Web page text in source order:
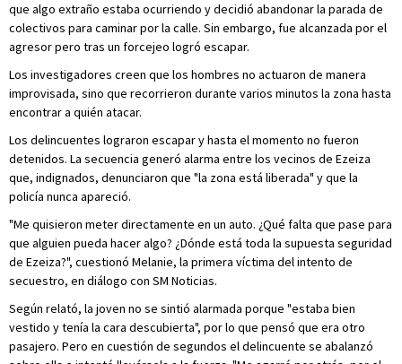
que algo extraño estaba ocurriendo y decidió abandonar la parada de
colectivos para caminar por la calle. Sin embargo, fue alcanzada por el
agresor pero tras un forcejeo logró escapar.
Los investigadores creen que los hombres no actuaron de manera
improvisada, sino que recorrieron durante varios minutos la zona hasta
encontrar a quién atacar.
Los delincuentes lograron escapar y hasta el momento no fueron
detenidos. La secuencia generó alarma entre los vecinos de Ezeiza
que, indignados, denunciaron que "la zona está liberada" y que la
policía nunca apareció.
"Me quisieron meter directamente en un auto. ¿Qué falta que pase para
que alguien pueda hacer algo? ¿Dónde está toda la supuesta seguridad
de Ezeiza?", cuestionó Melanie, la primera víctima del intento de
secuestro, en diálogo con SM Noticias.
Según relató, la joven no se sintió alarmada porque "estaba bien
vestido y tenía la cara descubierta", por lo que pensó que era otro
pasajero. Pero en cuestión de segundos el delincuente se abalanzó